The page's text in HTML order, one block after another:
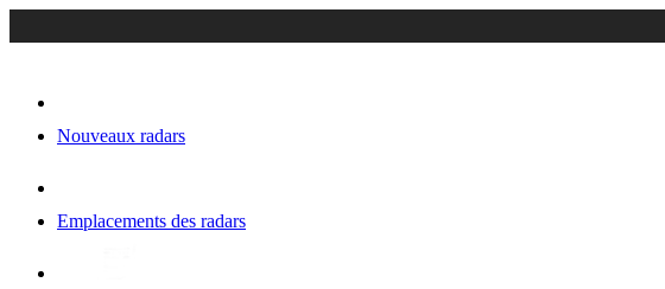
Nouveaux radars
Emplacements des radars